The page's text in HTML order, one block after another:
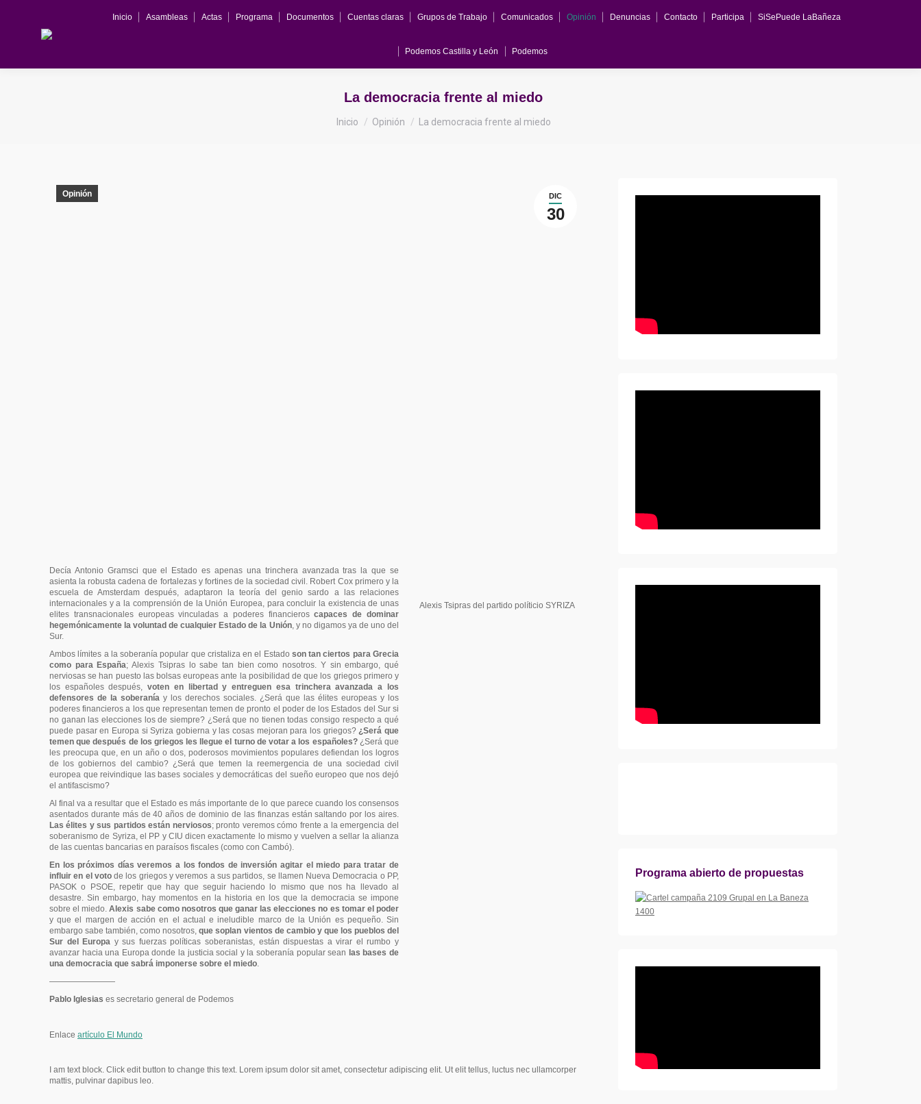
Inicio Asambleas Actas Programa Documentos Cuentas claras Grupos de Trabajo Comunicados Opinión Denuncias Contacto Participa SiSePuede LaBañeza
Podemos Castilla y León Podemos
La democracia frente al miedo
Inicio Opinión La democracia frente al miedo
DIC
30
Opinión
Decía Antonio Gramsci que el Estado es apenas una trinchera avanzada tras la que se
asienta la robusta cadena de fortalezas y fortines de la sociedad civil. Robert Cox primero y la
escuela de Amsterdam después, adaptaron la teoría del genio sardo a las relaciones
internacionales y a la comprensión de la Unión Europea, para concluir la existencia de unas
elites transnacionales europeas vinculadas a poderes financieroscapaces de dominar
hegemónicamente la voluntad de cualquier Estado de la Unión, y no digamos ya de uno del
Sur.
Ambos límites a la soberanía popular que cristaliza en el Estado son tan ciertos para Grecia
como para España; Alexis Tsipras lo sabe tan bien como nosotros. Y sin embargo, qué
nerviosas se han puesto las bolsas europeas ante la posibilidad de que los griegos primero y
los españoles después, voten en libertad y entreguen esa trinchera avanzada a los
defensores de la soberanía y los derechos sociales. ¿Será que las élites europeas y los
poderes financieros a los que representan temen de pronto el poder de los Estados del Sur si
no ganan las elecciones los de siempre? ¿Será que no tienen todas consigo respecto a qué
puede pasar en Europa si Syriza gobierna y las cosas mejoran para los griegos?¿Será que
temen que después de los griegos les llegue el turno de votar a los españoles?¿Será que
les preocupa que, en un año o dos, poderosos movimientos populares defiendan los logros
de los gobiernos del cambio? ¿Será que temen la reemergencia de una sociedad civil
europea que reivindique las bases sociales y democráticas del sueño europeo que nos dejó
el antifascismo?
Al final va a resultar que el Estado es más importante de lo que parece cuando los consensos
asentados durante más de 40 años de dominio de las finanzas están saltando por los aires.
Las élites y sus partidos están nerviosos; pronto veremos cómo frente a la emergencia del
soberanismo de Syriza, el PP y CIU dicen exactamente lo mismo y vuelven a sellar la alianza
de las cuentas bancarias en paraísos fiscales (como con Cambó).
En los próximos días veremos a los fondos de inversión agitar el miedo para tratar de
influir en el votode los griegos y veremos a sus partidos, se llamen Nueva Democracia o PP,
PASOK o PSOE, repetir que hay que seguir haciendo lo mismo que nos ha llevado al
desastre. Sin embargo, hay momentos en la historia en los que la democracia se impone
sobre el miedo.Alexis sabe como nosotros que ganar las elecciones no es tomar el poder
y que el margen de acción en el actual e ineludible marco de la Unión es pequeño. Sin
embargo sabe también, como nosotros,que soplan vientos de cambio y que los pueblos del
Sur del Europa y sus fuerzas políticas soberanistas, están dispuestas a virar el rumbo y
avanzar hacia una Europa donde la justicia social y la soberanía popular sean las bases de
una democracia que sabrá imponerse sobre el miedo.
————————
Pablo Iglesias es secretario general de Podemos
Enlace artículo El Mundo
Alexis Tsipras del partido políticio SYRIZA
I am text block. Click edit button to change this text. Lorem ipsum dolor sit amet, consectetur adipiscing elit. Ut elit tellus, luctus nec ullamcorper
mattis, pulvinar dapibus leo.
Programa abierto de propuestas